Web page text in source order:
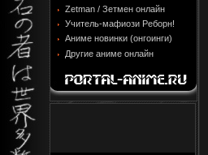
Zetman / Зетмен онлайн
Учитель-мафиози Реборн!
Аниме новинки (онгоинги)
Другие аниме онлайн